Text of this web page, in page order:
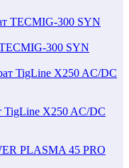
300 SYN
TigLine X250 AC/DC